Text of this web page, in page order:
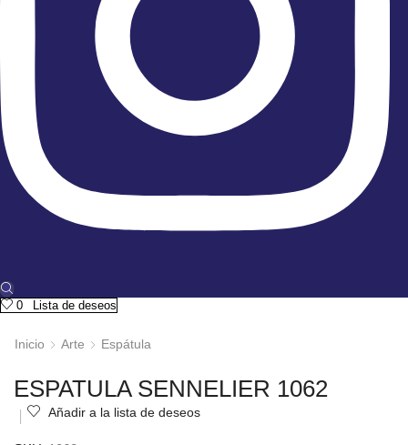
0 Lista de deseos
Inicio Arte Espátula
ESPATULA SENNELIER 1062
Añadir a la lista de deseos